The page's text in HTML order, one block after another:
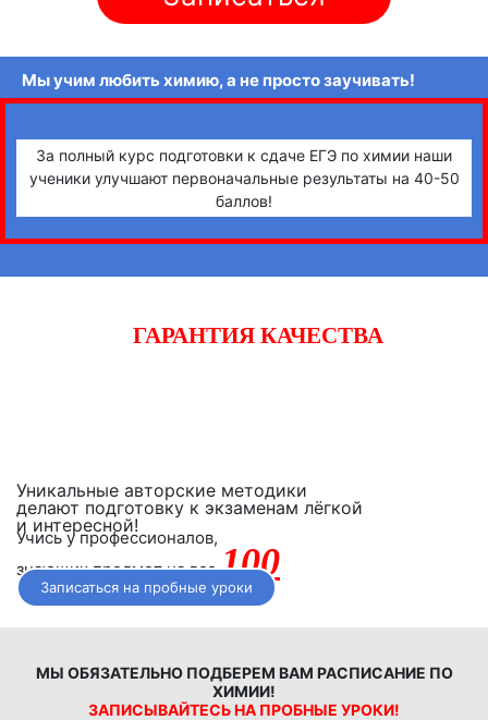
Мы учим любить химию, а не просто заучивать!
За полный курс подготовки к сдаче ЕГЭ по химии наши
ученики улучшают первоначальные результаты на 40-50
баллов!
ГАРАНТИЯ КАЧЕСТВА
Уникальные авторские методики
делают подготовку к экзаменам лёгкой
и интересной!
Учись у профессионалов,
знающих предмет на все100
Записаться на пробные уроки
МЫ ОБЯЗАТЕЛЬНО ПОДБЕРЕМ ВАМ РАСПИСАНИЕ ПО
ХИМИИ!
ЗАПИСЫВАЙТЕСЬ НА ПРОБНЫЕ УРОКИ!